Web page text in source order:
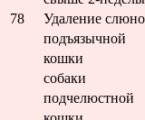
78
Удаление
подъязычной
кошки
собаки
подчелюстной